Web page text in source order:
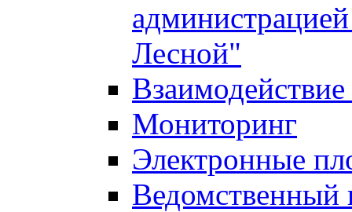
Лесной"
Мониторинг
Электронные
Ведомственный